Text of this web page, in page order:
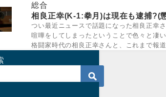
り扱...
総合
相良正幸(K-1:拳月)は現在も逮捕?(
つい最近ニュースで話題になった相良正幸
喧嘩をしてしまったということで色々と凄
格闘家時代の相良正幸さんと、これまで報